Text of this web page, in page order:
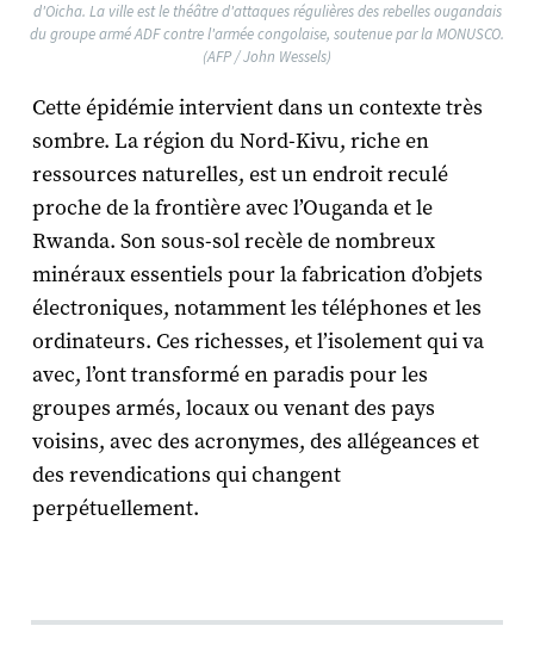
d'Oicha. La ville est le théâtre d'attaques régulières des rebelles ougandais
du groupe armé ADF contre l'armée congolaise, soutenue par la MONUSCO.
(AFP / John Wessels)
Cette épidémie intervient dans un contexte très
sombre. La région du Nord-Kivu, riche en
ressources naturelles, est un endroit reculé
proche de la frontière avec l’Ouganda et le
Rwanda. Son sous-sol recèle de nombreux
minéraux essentiels pour la fabrication d’objets
électroniques, notamment les téléphones et les
ordinateurs. Ces richesses, et l’isolement qui va
avec, l’ont transformé en paradis pour les
groupes armés, locaux ou venant des pays
voisins, avec des acronymes, des allégeances et
des revendications qui changent
perpétuellement.